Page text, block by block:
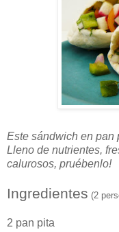
Este sándwich en pan
Lleno de nutrientes,
calurosos, pruébenlo!
Ingredientes (2
2 pan pita